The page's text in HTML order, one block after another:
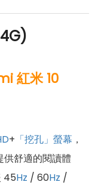
紅米 10
+ 「挖孔」螢幕 ，
供舒適的閱讀體
45Hz / 60Hz /